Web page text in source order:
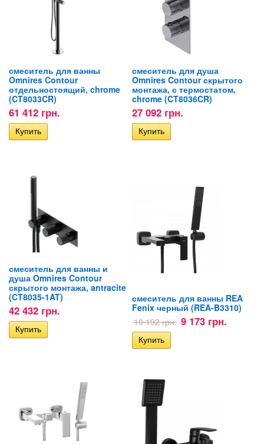
смеситель для ванны
Omnires Contour
отдельностоящий, chrome
(CT8033CR)
61 412 грн.
смеситель для душа
Omnires Contour скрытого
монтажа, с термостатом,
chrome (CT8036CR)
27 092 грн.
смеситель для ванны и
душа Omnires Contour
скрытого монтажа, antracite
(CT8035-1AT)
42 432 грн.
смеситель для ванны REA
Fenix черный (REA-B3310)
10 192 грн. 9 173 грн.